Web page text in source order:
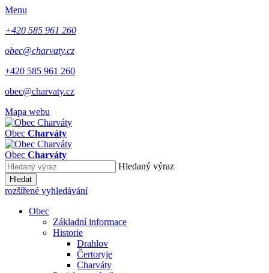
Menu
+420 585 961 260
obec@charvaty.cz
+420 585 961 260
obec@charvaty.cz
Mapa webu
Obec Charváty
Obec Charváty
Hledaný výraz
Hledat
rozšířené vyhledávání
Obec
Základní informace
Historie
Drahlov
Čertoryje
Charváty